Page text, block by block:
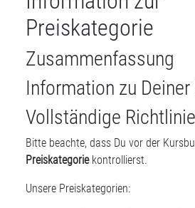
Preiskategorie
Zusammenfassung
Information zu
Vollständige Richtlinie
Bitte beachte, dass Du vor der
Preiskategoriekontrollierst.
Unsere Preiskategorien: